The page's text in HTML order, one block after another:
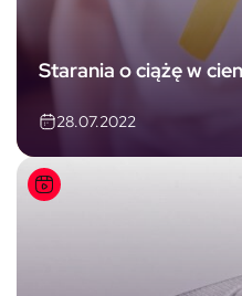
Starania o ciążę w
28.07.2022